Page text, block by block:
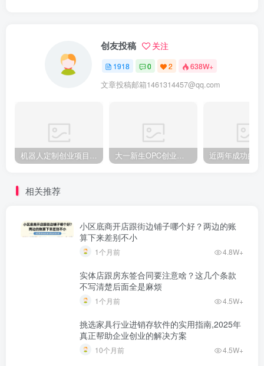
创友投稿 关注
1918 0 2 638W+
文章投稿邮箱1461314457@qq.com
相关推荐
小区底商开店跟街边铺子哪个好？两边的账
算下来差别不小
1个月前 4.8W+
实体店跟房东签合同要注意啥？这几个条款
不写清楚后面全是麻烦
1个月前 4.5W+
挑选家具行业进销存软件的实用指南,2025年
真正帮助企业创业的解决方案
10个月前 4.5W+